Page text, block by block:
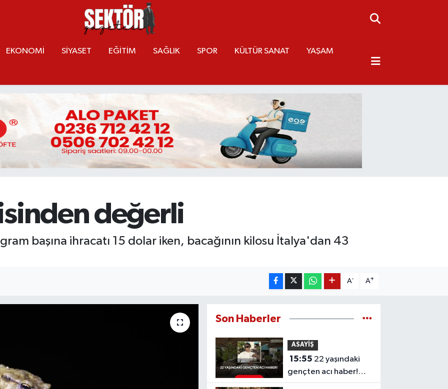
EKONOMİ SİYASET EĞİTİM SAĞLIK SPOR KÜLTÜR SANAT YAŞAM
değerli
başına ihracatı 15 dolar iken, bacağının kilosu İtalya'dan 43
A- A+
Son Haberler
ASAYİŞ
15:55
gençten acı haber!
Yeni aldığı motosiklet